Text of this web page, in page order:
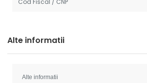
Alte informatii